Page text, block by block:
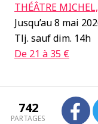
THÉÂTRE
Jusqu’au 8 mai
Tlj. sauf dim. 14h
De 21 à 35 €
742
PARTAGES